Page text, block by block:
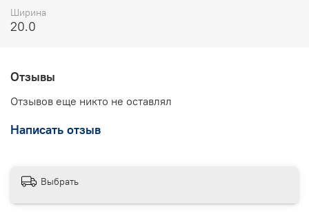
Ширина
20.0
Отзывы
Отзывов еще никто не оставлял
Написать отзыв
Выбрать